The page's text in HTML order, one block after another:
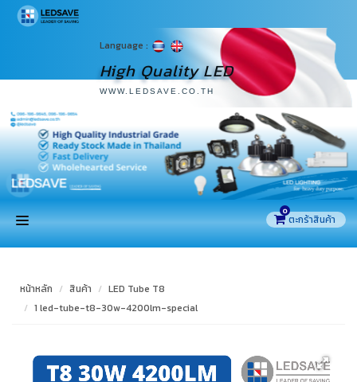
Language :
High Quality LED
WWW.LEDSAVE.CO.TH
0
สินค้า
โปรโมชั่น
หน้าหลัก สินค้า
LED Tube T8
1 led-tube-t8-30w-4200lm-special